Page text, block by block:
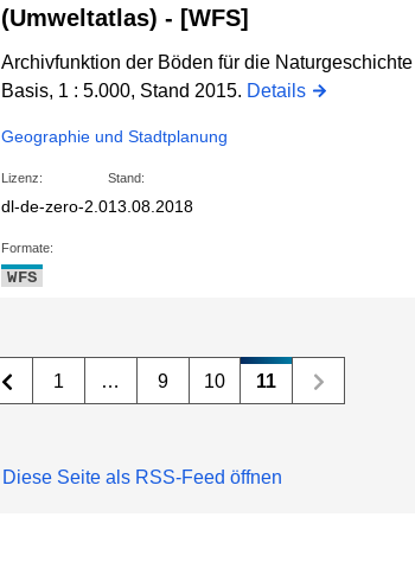
(Umweltatlas) - [WFS]
Archivfunktion der Böden für die
Basis, 1 : 5.000, Stand 2015. Details
Geographie und Stadtplanung
Lizenz:
dl-de-zero-2.0
Stand:
13.08.2018
Formate:
WFS
1 … 9 10 11
Diese Seite als RSS-Feed öffnen